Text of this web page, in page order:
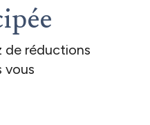
de réductions
vous